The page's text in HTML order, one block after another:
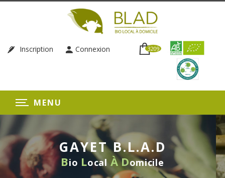
Inscription Connexion 3209
MENU
GAYET B.L.A.D
Bio Local ÀDomicile